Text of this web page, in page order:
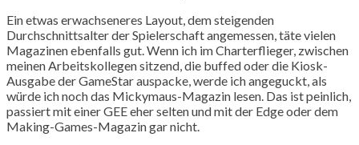
Ein etwas erwachseneres Layout, dem steigenden
Durchschnittsalter der Spielerschaft angemessen, täte vielen
Magazinen ebenfalls gut. Wenn ich im Charterflieger, zwischen
meinen Arbeitskollegen sitzend, die buffed oder die Kiosk-
Ausgabe der GameStar auspacke, werde ich angeguckt, als
würde ich noch das Mickymaus-Magazin lesen. Das ist peinlich,
passiert mit einer GEE eher selten und mit der Edge oder dem
Making-Games-Magazin gar nicht.